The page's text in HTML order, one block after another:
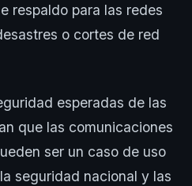
respaldo para las redes
o cortes de red
esperadas de las
que las comunicaciones
ser un caso de uso
seguridad nacional y las